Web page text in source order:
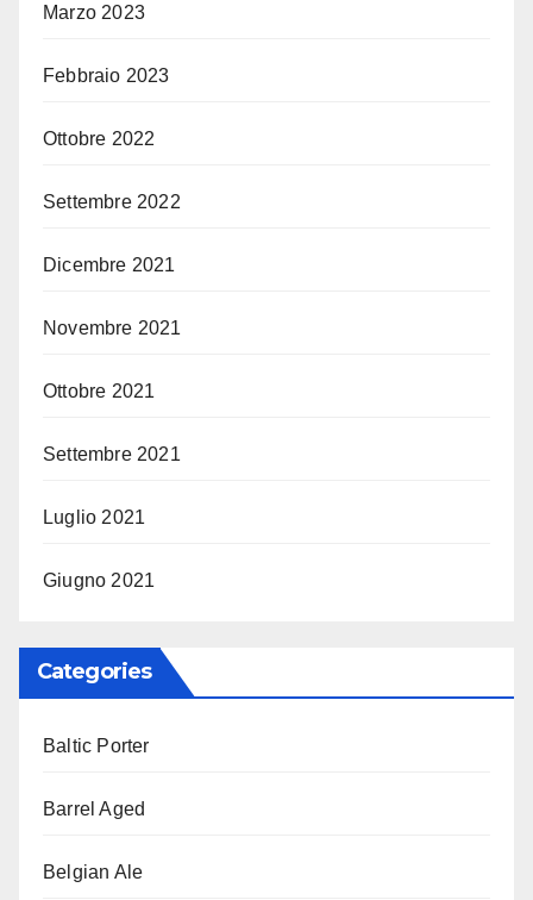
Marzo 2023
Febbraio 2023
Ottobre 2022
Settembre 2022
Dicembre 2021
Novembre 2021
Ottobre 2021
Settembre 2021
Luglio 2021
Giugno 2021
Categories
Baltic Porter
Barrel Aged
Belgian Ale